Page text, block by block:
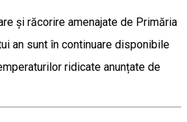
și răcorire amenajate de Primăria
an sunt în continuare disponibile
ridicate anunțate de